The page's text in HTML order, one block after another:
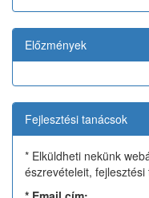
Előzmények
Fejlesztési tanácsok
* Elküldheti nekünk
észrevételeit, fejlesztési